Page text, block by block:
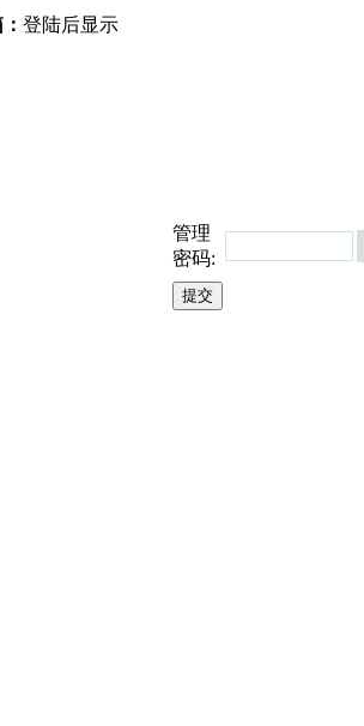
登陆后显示
管理
密码: